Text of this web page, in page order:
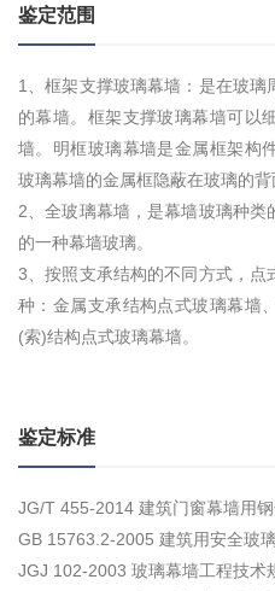
鉴定范围
1、框架支撑玻璃幕墙：是在玻
的幕墙。框架支撑玻璃幕墙可以
墙。明框玻璃幕墙是金属框架构
玻璃幕墙的金属框隐蔽在玻璃的背
2、全玻璃幕墙，是幕墙玻璃种
的一种幕墙玻璃。
3、按照支承结构的不同方式，
种：金属支承结构点式玻璃幕墙
(索)结构点式玻璃幕墙。
鉴定标准
JG/T 455-2014 建筑门窗幕墙用
GB 15763.2-2005 建筑用安全玻
JGJ 102-2003 玻璃幕墙工程技术